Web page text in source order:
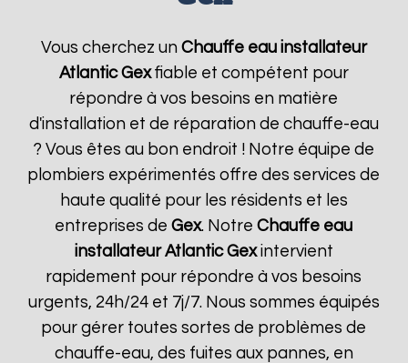
Vous cherchez un Chauffe eau installateur
Atlantic Gexfiable et compétent pour
répondre à vos besoins en matière
d'installation et de réparation de chauffe-eau
? Vous êtes au bon endroit ! Notre équipe de
plombiers expérimentés offre des services de
haute qualité pour les résidents et les
entreprises deGex. NotreChauffe eau
installateur Atlantic Gexintervient
rapidement pour répondre à vos besoins
urgents, 24h/24 et 7j/7. Nous sommes équipés
pour gérer toutes sortes de problèmes de
chauffe-eau, des fuites aux pannes, en